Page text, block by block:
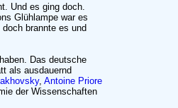
Und es ging doch.
Glühlampe war es
brannte es und
Das deutsche
als ausdauernd
, Antoine Priore
der Wissenschaften